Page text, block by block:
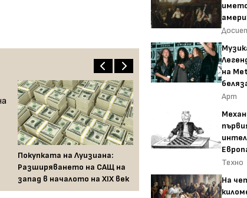
Покупката на Луизиана:
Разширяването на САЩ на
запад в началото на XIX век
на
Арт
Техно
На